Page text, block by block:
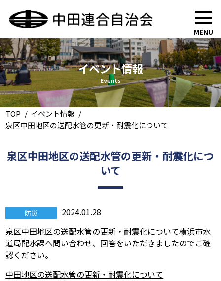
MENU
イベント情報
Events
TOP
イベント情報
泉区中田地区の送配水管の更新・耐震化について
泉区中田地区の送配水管の更新・耐震化につ
いて
防災
2024.01.28
泉区中田地区の送配水管の更新・耐震化について横浜市水
道局配水課へ問い合わせ、回答をいただきましたのでご確
認ください。
中田地区の送配水管の更新・耐震化について